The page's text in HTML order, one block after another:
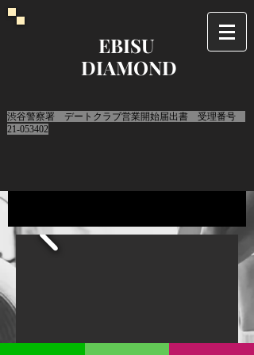
EBISU
DIAMOND
​渋谷警察署 デートクラブ営業開始届出書 受理番号
21-053402